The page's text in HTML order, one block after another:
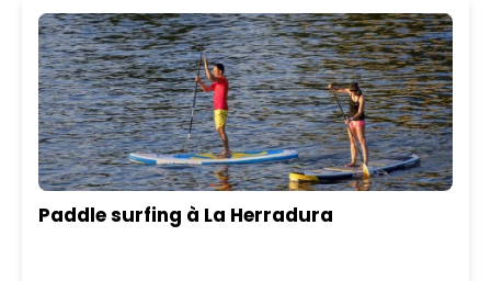
Paddle surfing à La Herradura